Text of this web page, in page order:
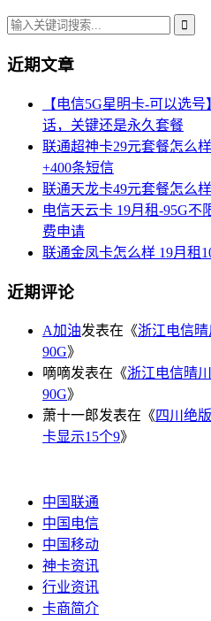
近期文章
【电信5G星明卡-可以选
话，关键还是永久套餐
联通超神卡29元套餐怎么
+400条短信
联通天龙卡49元套餐怎么
电信天云卡 19月租-95G不
费申请
联通金凤卡怎么样 19月租
近期评论
A加油发表在《浙江电信
90G》
嘀嘀发表在《浙江电信晴
90G》
萧十一郎发表在《四川绝
卡显示15个9》
中国联通
中国电信
中国移动
神卡资讯
行业资讯
卡商简介